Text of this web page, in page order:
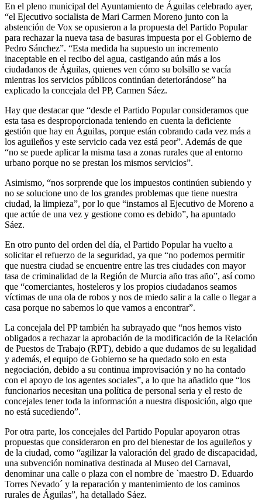
En el pleno municipal del Ayuntamiento de Águilas celebrado ayer,
“el Ejecutivo socialista de Mari Carmen Moreno junto con la
abstención de Vox se opusieron a la propuesta del Partido Popular
para rechazar la nueva tasa de basuras impuesta por el Gobierno de
Pedro Sánchez”. “Esta medida ha supuesto un incremento
inaceptable en el recibo del agua, castigando aún más a los
ciudadanos de Águilas, quienes ven cómo su bolsillo se vacía
mientras los servicios públicos continúan deteriorándose” ha
explicado la concejala del PP, Carmen Sáez.
Hay que destacar que “desde el Partido Popular consideramos que
esta tasa es desproporcionada teniendo en cuenta la deficiente
gestión que hay en Águilas, porque están cobrando cada vez más a
los aguileños y este servicio cada vez está peor”. Además de que
“no se puede aplicar la misma tasa a zonas rurales que al entorno
urbano porque no se prestan los mismos servicios”.
Asimismo, “nos sorprende que los impuestos continúen subiendo y
no se solucione uno de los grandes problemas que tiene nuestra
ciudad, la limpieza”, por lo que “instamos al Ejecutivo de Moreno a
que actúe de una vez y gestione como es debido”, ha apuntado
Sáez.
En otro punto del orden del día, el Partido Popular ha vuelto a
solicitar el refuerzo de la seguridad, ya que “no podemos permitir
que nuestra ciudad se encuentre entre las tres ciudades con mayor
tasa de criminalidad de la Región de Murcia año tras año”, así como
que “comerciantes, hosteleros y los propios ciudadanos seamos
víctimas de una ola de robos y nos de miedo salir a la calle o llegar a
casa porque no sabemos lo que vamos a encontrar”.
La concejala del PP también ha subrayado que “nos hemos visto
obligados a rechazar la aprobación de la modificación de la Relación
de Puestos de Trabajo (RPT), debido a que dudamos de su legalidad
y además, el equipo de Gobierno se ha quedado solo en esta
negociación, debido a su continua improvisación y no ha contado
con el apoyo de los agentes sociales”, a lo que ha añadido que “los
funcionarios necesitan una política de personal seria y el resto de
concejales tener toda la información a nuestra disposición, algo que
no está sucediendo”.
Por otra parte, los concejales del Partido Popular apoyaron otras
propuestas que consideraron en pro del bienestar de los aguileños y
de la ciudad, como “agilizar la valoración del grado de discapacidad,
una subvención nominativa destinada al Museo del Carnaval,
denominar una calle o plaza con el nombre de `maestro D. Eduardo
Torres Nevado´ y la reparación y mantenimiento de los caminos
rurales de Águilas”, ha detallado Sáez.